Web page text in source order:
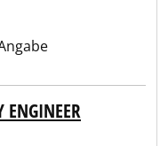
ENGINEER